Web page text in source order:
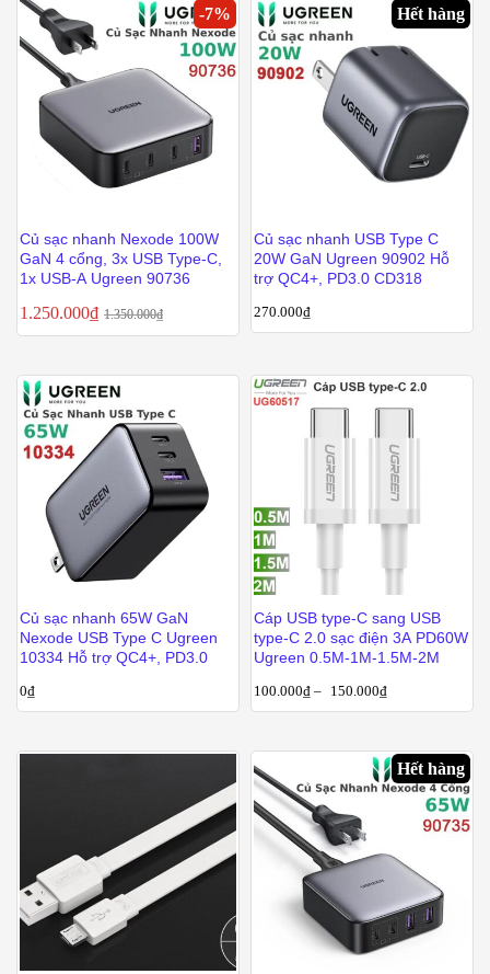
-7%
Củ sạc nhanh Nexode 100W
GaN 4 cổng, 3x USB Type-C,
1x USB-A Ugreen 90736
1.250.000₫ 1.350.000₫
Hết hàng
Củ sạc nhanh USB Type C
20W GaN Ugreen 90902 Hỗ
trợ QC4+, PD3.0 CD318
270.000₫
Củ sạc nhanh 65W GaN
Nexode USB Type C Ugreen
10334 Hỗ trợ QC4+, PD3.0
0₫
Cáp USB type-C sang USB
type-C 2.0 sạc điện 3A PD60W
Ugreen 0.5M-1M-1.5M-2M
100.000₫ – 150.000₫
Hết hàng